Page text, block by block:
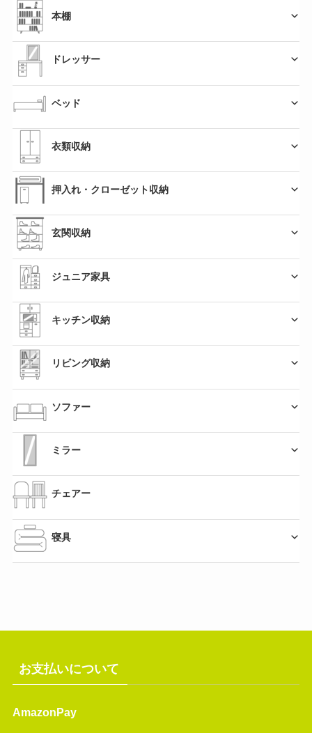
本棚
ドレッサー
ベッド
衣類収納
押入れ・クローゼット収納
玄関収納
ジュニア家具
キッチン収納
リビング収納
ソファー
ミラー
チェアー
寝具
お支払いについて
AmazonPay